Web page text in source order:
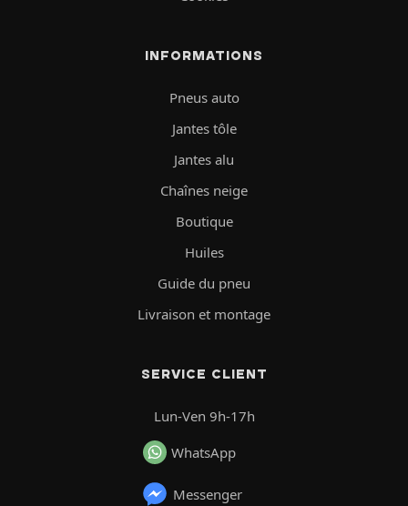
INFORMATIONS
Pneus auto
Jantes tôle
Jantes alu
Chaînes neige
Boutique
Huiles
Guide du pneu
Livraison et montage
SERVICE CLIENT
Lun-Ven 9h-17h
WhatsApp
Messenger